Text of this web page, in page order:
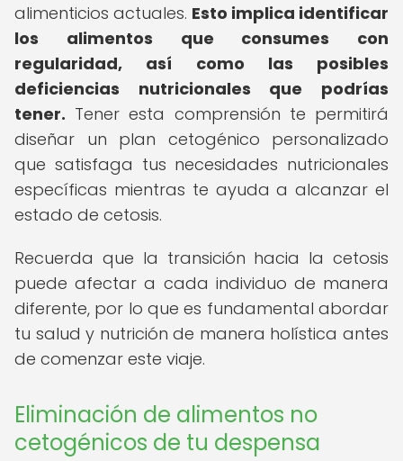
alimenticios actuales. Esto implica identificar
los alimentos que consumes con
regularidad, así como las posibles
deficiencias nutricionales que podrías
tener. Tener esta comprensión te permitirá
diseñar un plan cetogénico personalizado
que satisfaga tus necesidades nutricionales
específicas mientras te ayuda a alcanzar el
estado de cetosis.
Recuerda que la transición hacia la cetosis
puede afectar a cada individuo de manera
diferente, por lo que es fundamental abordar
tu salud y nutrición de manera holística antes
de comenzar este viaje.
Eliminación de alimentos no
cetogénicos de tu despensa